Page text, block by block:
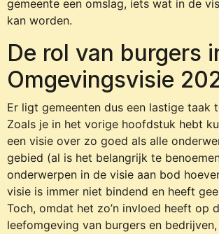
gemeente een omslag, iets wat in de
kan worden.
De rol van burgers
Omgevingsvisie
Er ligt gemeenten dus een lastige taak
Zoals je in het vorige hoofdstuk hebt
een visie over zo goed als alle
gebied (al is het belangrijk te
onderwerpen in de visie aan bod
visie is immer niet bindend en heeft
Toch, omdat het zo’n invloed heeft op
leefomgeving van burgers en